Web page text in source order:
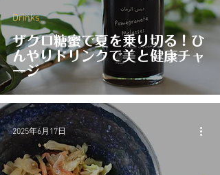
ザクロ糖蜜で夏を乗り切る！ひ
んやりドリンクで美と健康チャ
ージ
Drinks
2025年6月17日